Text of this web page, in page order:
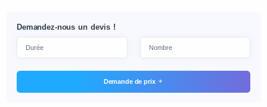
Demandez-nous un devis !
Demande de prix